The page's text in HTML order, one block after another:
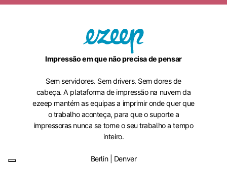
Impressão em que não precisa de pensar
Sem servidores. Sem drivers. Sem dores de
cabeça. A plataforma de impressão na nuvem da
ezeep mantém as equipas a imprimir onde quer que
o trabalho aconteça, para que o suporte a
impressoras nunca se torne o seu trabalho a tempo
inteiro.
Berlin | Denver